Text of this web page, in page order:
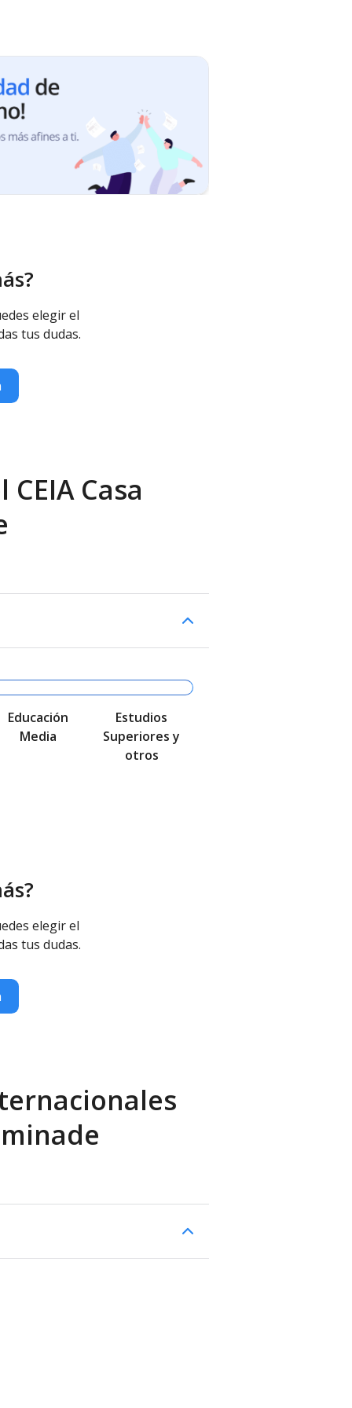
elegir el
tus dudas.
Casa
Educación
Media
Estudios
Superiores y
otros
elegir el
tus dudas.